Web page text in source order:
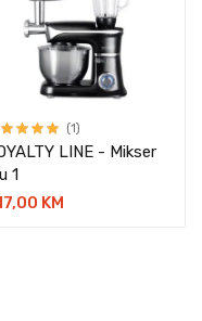
(1)
LINE - Mikser
1
KM